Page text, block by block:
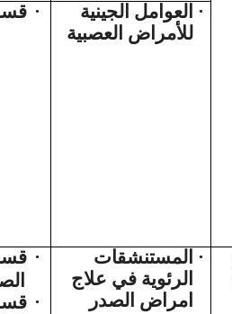
· العوامل الجينية
للأمراض العصبية
·
· المستنشقات
الرئوية في علاج
امراض الصدر
·
·